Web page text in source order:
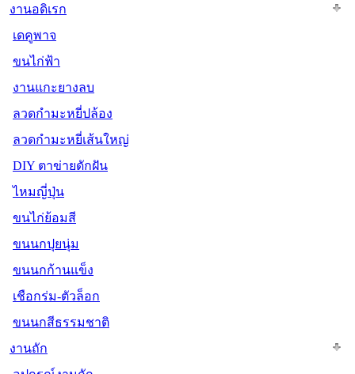
งานอดิเรก
เดคูพาจ
ขนไก่ฟ้า
งานแกะยางลบ
ลวดกำมะหยี่ปล้อง
ลวดกำมะหยี่เส้นใหญ่
DIY ตาข่ายดักฝัน
ไหมญี่ปุ่น
ขนไก่ย้อมสี
ขนนกปุยนุ่ม
ขนนกก้านแข็ง
เชือกร่ม-ตัวล็อก
ขนนกสีธรรมชาติ
งานถัก